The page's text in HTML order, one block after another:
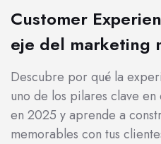
Customer
eje del marketing
Descubre por qué la
uno de los pilares clave
en 2025 y aprende a
memorables con tus